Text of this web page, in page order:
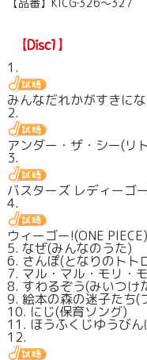
【品番】KICG‐326～327
1.
みんなだれかがすきに
2.
アンダー・ザ・シー(リ
3.
バスターズ レディーゴ
4.
ウィーゴー!(ONE PIECE)
5. なぜ(みんなのうた)
6. さんぽ(となりのトト
7. マル・マル・モリ・
8. すわるぞう(みいつけ
9. 絵本の森の迷子たち(
10. にじ(保育ソング)
11. ほうふくじゆうび
12.